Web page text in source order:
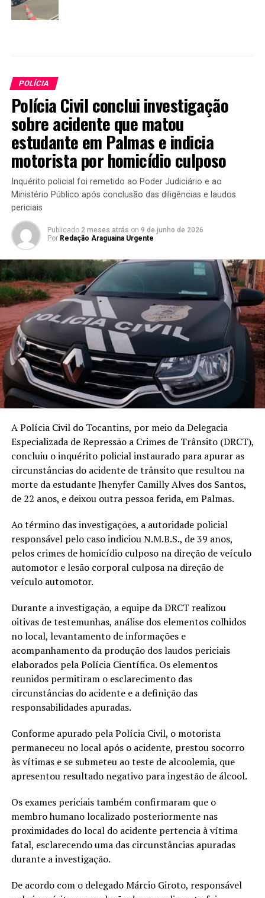
POLÍCIA
Polícia Civil conclui investigação
sobre acidente que matou
estudante em Palmas e indicia
motorista por homicídio culposo
Inquérito policial foi remetido ao Poder Judiciário e ao
Ministério Público após conclusão das diligências e laudos
periciais
Publicado 2 meses atrás on 9 de junho de 2026
Por Redação Araguaina Urgente
A Polícia Civil do Tocantins, por meio da Delegacia
Especializada de Repressão a Crimes de Trânsito (DRCT),
concluiu o inquérito policial instaurado para apurar as
circunstâncias do acidente de trânsito que resultou na
morte da estudante Jhenyfer Camilly Alves dos Santos,
de 22 anos, e deixou outra pessoa ferida, em Palmas.
Ao término das investigações, a autoridade policial
responsável pelo caso indiciou N.M.B.S., de 39 anos,
pelos crimes de homicídio culposo na direção de veículo
automotor e lesão corporal culposa na direção de
veículo automotor.
Durante a investigação, a equipe da DRCT realizou
oitivas de testemunhas, análise dos elementos colhidos
no local, levantamento de informações e
acompanhamento da produção dos laudos periciais
elaborados pela Polícia Científica. Os elementos
reunidos permitiram o esclarecimento das
circunstâncias do acidente e a definição das
responsabilidades apuradas.
Conforme apurado pela Polícia Civil, o motorista
permaneceu no local após o acidente, prestou socorro
às vítimas e se submeteu ao teste de alcoolemia, que
apresentou resultado negativo para ingestão de álcool.
Os exames periciais também confirmaram que o
membro humano localizado posteriormente nas
proximidades do local do acidente pertencia à vítima
fatal, esclarecendo uma das circunstâncias apuradas
durante a investigação.
De acordo com o delegado Márcio Giroto, responsável